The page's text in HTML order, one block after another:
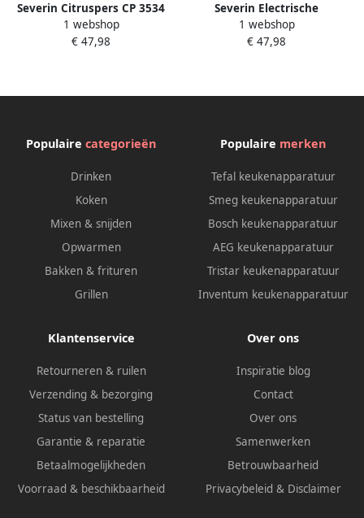
Severin Citruspers CP 3534
1 webshop
€ 47,98
Severin Electrische
citruspers RVS CP 3534
1 webshop
€ 47,98
Populaire categorieën
Drinken
Koken
Mixen & snijden
Opwarmen
Bakken & frituren
Grillen
Populaire merken
Tefal keukenapparatuur
Smeg keukenapparatuur
Bosch keukenapparatuur
AEG keukenapparatuur
Tristar keukenapparatuur
Inventum keukenapparatuur
Klantenservice
Retourneren & ruilen
Verzending & bezorging
Status van bestelling
Garantie & reparatie
Betaalmogelijkheden
Voorraad & beschikbaarheid
Over ons
Inspiratie blog
Contact
Over ons
Samenwerken
Betrouwbaarheid
Privacybeleid & Disclaimer